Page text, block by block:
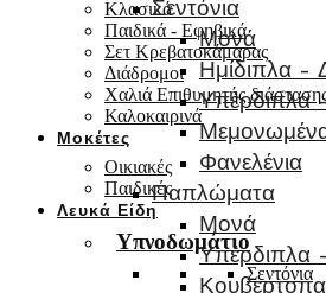
Κλασικά
Παιδικά - Εφηβικά
Σετ Κρεβατοκάμαρας
Διάδρομοι
Χαλιά Επιθυμητής
Καλοκαιρινά
Μοκέτες
Οικιακές
Παιδικές
Λευκά Είδη
Υπνοδωμάτιο
Σεντόνια
Σεντόνια
Μονά
Ημίδιπλα –
Υπέρδιπλα
Φανελένια
Παπλώματα
Μονά
Υπέρδιπλα